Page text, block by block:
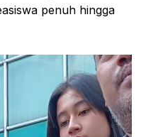
penuh hingga